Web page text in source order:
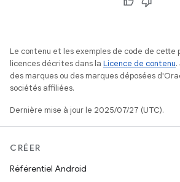
Le contenu et les exemples de code de cette
licences décrites dans la Licence de contenu
des marques ou des marques déposées
sociétés affiliées.
Dernière mise à jour le 2025/07/27 (UTC).
CRÉER
Référentiel Android